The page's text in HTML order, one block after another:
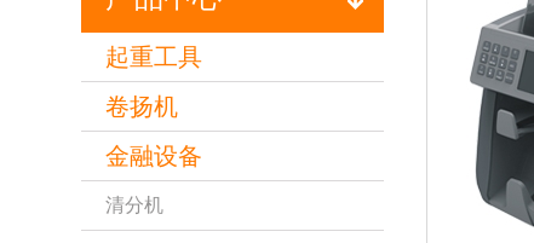
起重工具
卷扬机
金融设备
清分机